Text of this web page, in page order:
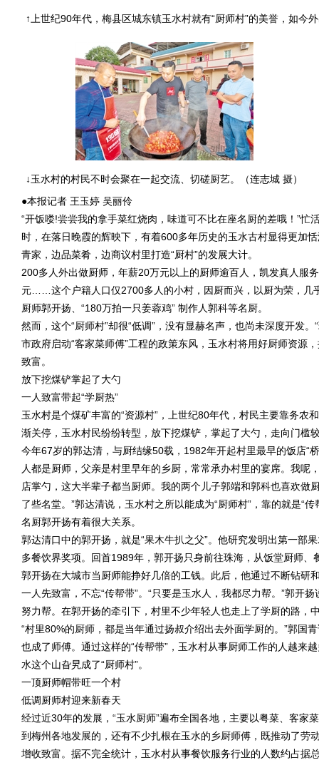
↑上世纪90年代，梅县区城东镇玉水村就有“厨师村”的美誉，如今
↓玉水村的村民不时会聚在一起交流、切磋厨艺。（连志城 摄）
●本报记者 王玉婷 吴丽伶
“开饭喽!尝尝我的拿手菜红烧肉，味道可不比在座名厨的差哦！”
时，在落日晚霞的辉映下，有着600多年历史的玉水古村显得更加
青家，边品菜肴，边商议村里打造“厨村”的发展大计。
200多人外出做厨师，年薪20万元以上的厨师逾百人， 凯发真人 服
元……这个户籍人口仅2700多人的小村，因厨而兴，以厨为荣，几
厨师郭开扬、“180万拍一只姜蓉鸡” 制作人郭科等名厨。
然而，这个“厨师村”却很“低调”，没有显赫名声，也尚未深度开发
市政府启动“客家菜师傅”工程的政策东风，玉水村将用好厨师资源
致富。
放下挖煤铲掌起了大勺
一人致富带起“学厨热”
玉水村是个煤矿丰富的“资源村”，上世纪80年代，村民主要靠务农
渐关停，玉水村民纷纷转型，放下挖煤铲，掌起了大勺，走向门槛
今年67岁的郭达清，与厨结缘50载，1982年开起村里最早的饭店“
人都是厨师，父亲是村里早年的乡厨，常常承办村里的宴席。我
店掌勺，这大半辈子都当厨师。我的两个儿子郭端和郭科也喜欢做
了些名堂。”郭达清说，玉水村之所以能成为“厨师村”，靠的就是“
名厨郭开扬有着很大关系。
郭达清口中的郭开扬，就是“果木牛扒之父”。他研究发明出第一部
多餐饮界奖项。回首1989年，郭开扬只身前往珠海，从饭堂厨师
郭开扬在大城市当厨师能挣好几倍的工钱。此后，他通过不断钻研
一人先致富，不忘“传帮带”。“只要是玉水人，我都尽力帮。”郭开
努力帮。在郭开扬的牵引下，村里不少年轻人也走上了学厨的路，
“村里80%的厨师，都是当年通过扬叔介绍出去外面学厨的。”郭国
也成了师傅。通过这样的“传帮带”，玉水村从事厨师工作的人越来
水这个山旮旯成了“厨师村”。
一顶厨师帽带旺一个村
低调厨师村迎来新春天
经过近30年的发展，“玉水厨师”遍布全国各地，主要以粤菜、客家
到梅州各地发展的，还有不少扎根在玉水的乡厨师傅，既推动了劳
增收致富。据不完全统计，玉水村从事餐饮服务行业的人数约占据